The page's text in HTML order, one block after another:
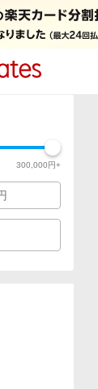
イベ
300,000円+